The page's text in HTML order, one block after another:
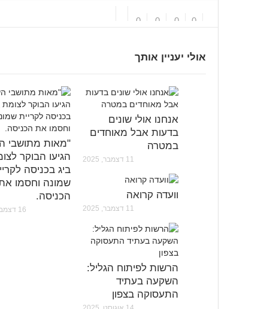
0
0
0
0
אולי יעניין אותך
"מאות מתושבי
הגיעו הבוקר
ביג בכניסה
שמונה וחסמו
הכניסה.
16 דצמבר, 2025
אנחנו אולי שונים
בדעות אבל מאוחדים
במטרה
11 דצמבר, 2025
וועדה קרואה
11 דצמבר, 2025
הרשות לפיתוח הגליל:
השקעה בעתיד
התעסוקה בצפון